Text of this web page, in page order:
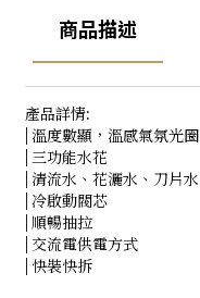
商品描述
產品詳情:
| 溫度數顯，溫感氣氛光圈
| 三功能水花
| 清流水、花灑水、刀片水
| 冷啟動閥芯
| 順暢抽拉
| 交流電供電方式
| 快裝快拆